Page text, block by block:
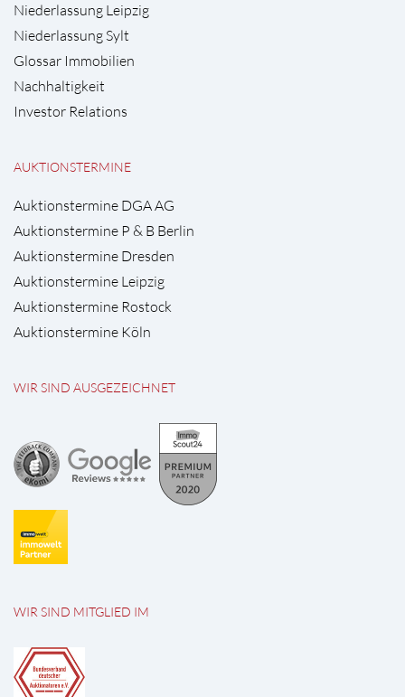
Niederlassung Leipzig
Niederlassung Sylt
Glossar Immobilien
Nachhaltigkeit
Investor Relations
AUKTIONSTERMINE
Auktionstermine DGA AG
Auktionstermine P & B Berlin
Auktionstermine Dresden
Auktionstermine Leipzig
Auktionstermine Rostock
Auktionstermine Köln
WIR SIND AUSGEZEICHNET
WIR SIND MITGLIED IM